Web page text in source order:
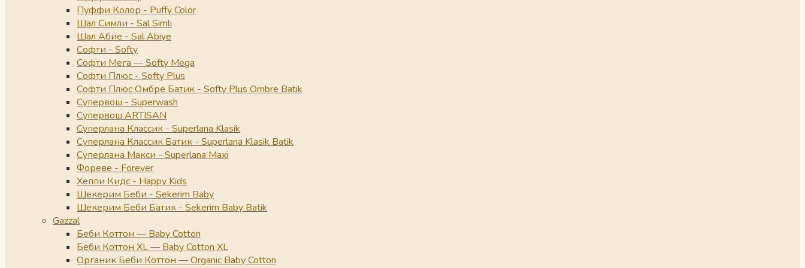
Пуффи Колор - Puffy Color
Шал Симли - Sal Simli
Шал Абие - Sal Abiye
Софти - Softy
Софти Мега — Softy Mega
Софти Плюс - Softy Plus
Софти Плюс Омбре Батик - Softy Plus Ombre Batik
Супервош - Superwash
Супервош ARTISAN
Суперлана Классик - Superlana Klasik
Суперлана Классик Батик - Superlana Klasik Batik
Суперлана Макси - Superlana Maxi
Фореве - Forever
Хеппи Кидс - Happy Kids
Шекерим Беби - Sekerim Baby
Шекерим Беби Батик - Sekerim Baby Batik
Gazzal
Беби Коттон — Baby Cotton
Беби Коттон XL — Baby Cotton XL
Органик Беби Коттон — Organic Baby Cotton